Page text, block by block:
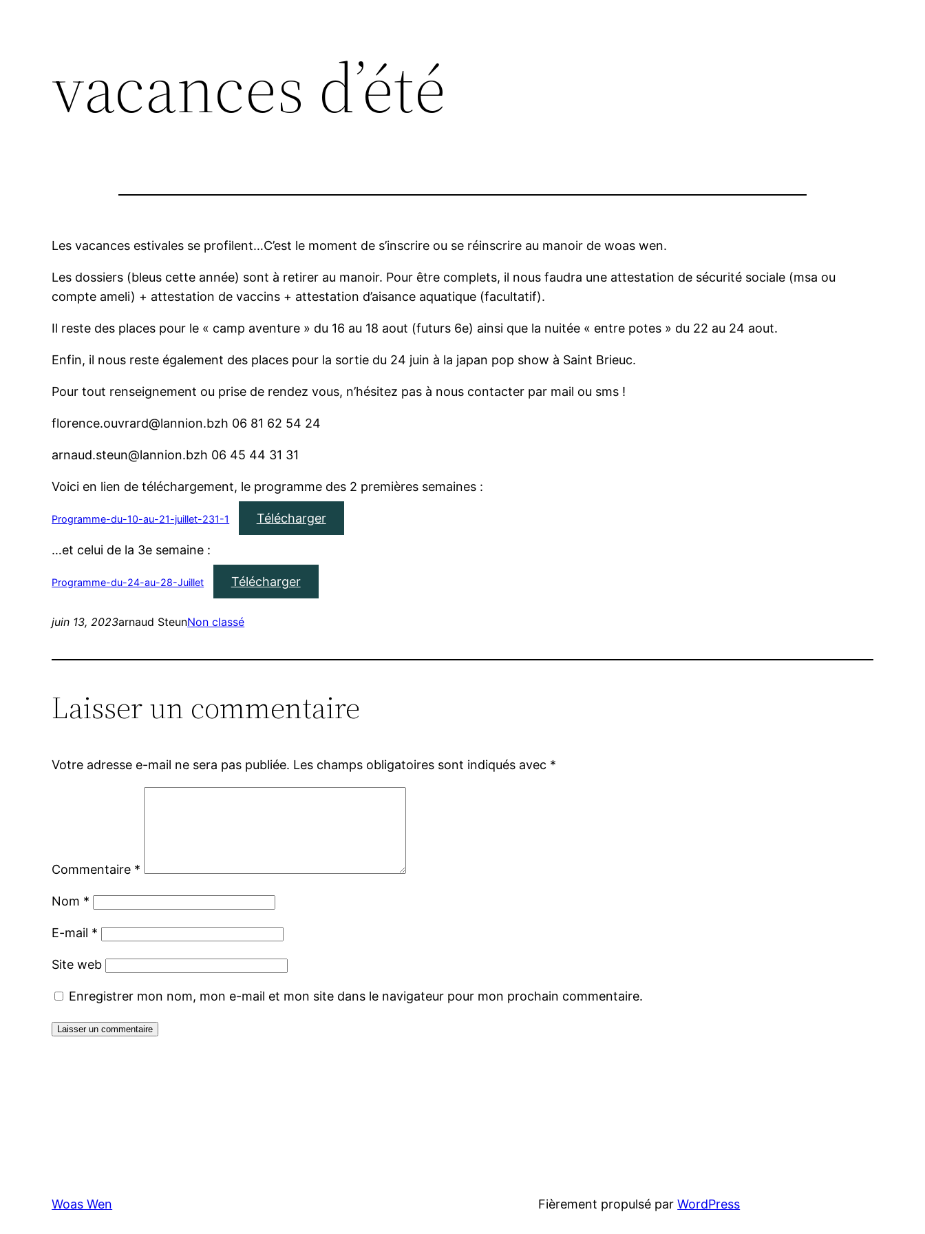
vacances d’été
Les vacances estivales se profilent…C’est le moment de s’inscrire ou se réinscrire au manoir de woas wen.
Les dossiers (bleus cette année) sont à retirer au manoir. Pour être complets, il nous faudra une attestation de sécurité sociale (msa ou
compte ameli) + attestation de vaccins + attestation d’aisance aquatique (facultatif).
Il reste des places pour le « camp aventure » du 16 au 18 aout (futurs 6e) ainsi que la nuitée « entre potes » du 22 au 24 aout.
Enfin, il nous reste également des places pour la sortie du 24 juin à la japan pop show à Saint Brieuc.
Pour tout renseignement ou prise de rendez vous, n’hésitez pas à nous contacter par mail ou sms !
florence.ouvrard@lannion.bzh 06 81 62 54 24
arnaud.steun@lannion.bzh 06 45 44 31 31
Voici en lien de téléchargement, le programme des 2 premières semaines :
Programme-du-10-au-21-juillet-231-1 Télécharger
…et celui de la 3e semaine :
Programme-du-24-au-28-Juillet Télécharger
juin 13, 2023arnaud SteunNon classé
Laisser un commentaire
Votre adresse e-mail ne sera pas publiée. Les champs obligatoires sont indiqués avec *
Commentaire *
Nom *
E-mail *
Site web
Enregistrer mon nom, mon e-mail et mon site dans le navigateur pour mon prochain commentaire.
Woas Wen Fièrement propulsé parWordPress